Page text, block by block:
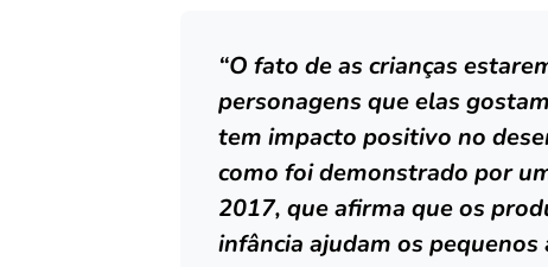
“O fato de as crianças
personagens que elas
tem impacto positivo no
como foi demonstrado por
2017, que afirma que os
infância ajudam os